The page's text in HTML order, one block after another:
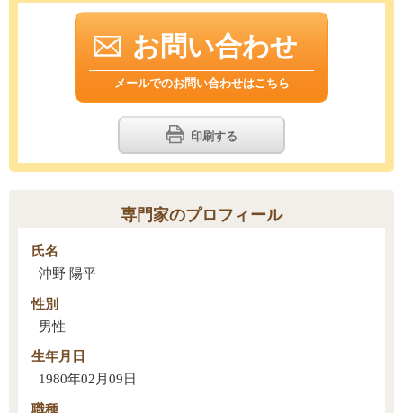
お問い合わせ
メールでのお問い合わせはこちら
印刷する
専門家のプロフィール
氏名
沖野 陽平
性別
男性
生年月日
1980年02月09日
職種